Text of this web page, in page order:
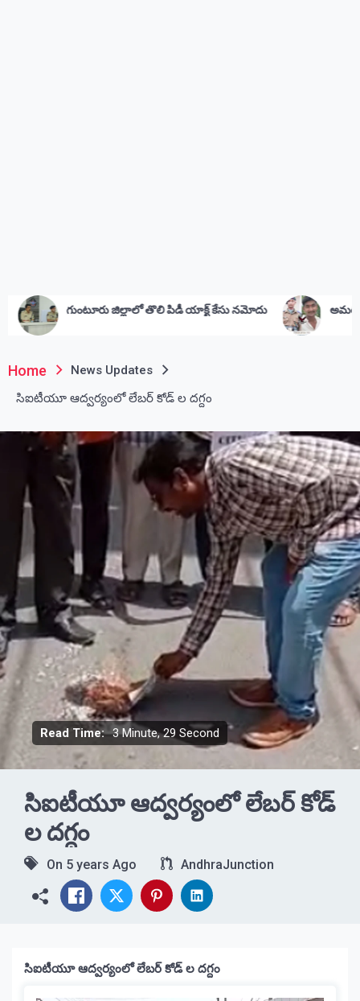
తొలి పిడీ యాక్ట్ కేసు నమోదు అమర జవాన్‌కు సీఎం జగన్ నివాళి
Home
News Updates
సిఐటీయూ ఆద్వర్యంలో లేబర్ కోడ్ ల దగ్దం
Read Time: 3 Minute, 29 Second
సిఐటీయూ ఆద్వర్యంలో లేబర్ కోడ్
ల దగ్దం
On 5 years Ago AndhraJunction
సిఐటీయూ ఆద్వర్యంలో లేబర్ కోడ్ ల దగ్దం